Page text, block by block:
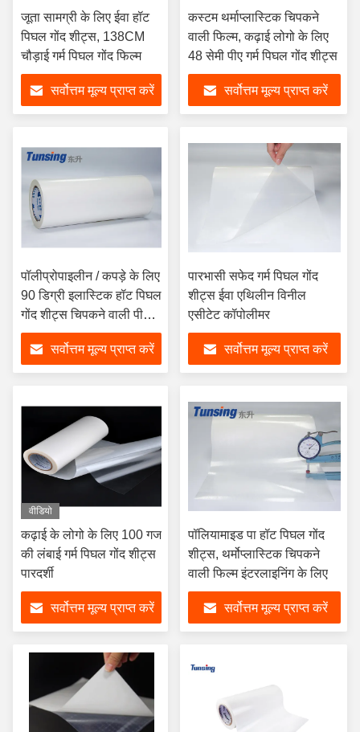
जूता सामग्री के लिए ईवा हॉट
पिघल गोंद शीट्स, 138CM
चौड़ाई गर्म पिघल गोंद फिल्म
सर्वोत्तम मूल्य प्राप्त करें
कस्टम थर्माप्लास्टिक चिपकने
वाली फिल्म, कढ़ाई लोगो के लिए
48 सेमी पीए गर्म पिघल गोंद शीट्स
सर्वोत्तम मूल्य प्राप्त करें
पॉलीप्रोपाइलीन / कपड़े के लिए
90 डिग्री इलास्टिक हॉट पिघल
गोंद शीट्स चिपकने वाली पीपी
फिल्म
सर्वोत्तम मूल्य प्राप्त करें
पारभासी सफेद गर्म पिघल गोंद
शीट्स ईवा एथिलीन विनील
एसीटेट कॉपोलीमर
सर्वोत्तम मूल्य प्राप्त करें
वीडियो
कढ़ाई के लोगो के लिए 100 गज
की लंबाई गर्म पिघल गोंद शीट्स
पारदर्शी
सर्वोत्तम मूल्य प्राप्त करें
पॉलियामाइड पा हॉट पिघल गोंद
शीट्स, थर्मोप्लास्टिक चिपकने
वाली फिल्म इंटरलाइनिंग के लिए
सर्वोत्तम मूल्य प्राप्त करें